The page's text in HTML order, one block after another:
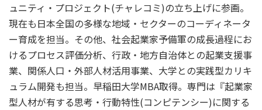
ュニティ・プロジェクト(チャレコミ)の立ち上げに参画。
現在も日本全国の多様な地域・セクターのコーディネータ
ー育成を担当。その他、社会起業家予備軍の成長過程にお
けるプロセス評価分析、行政・地方自治体との起業支援事
業、関係人口・外部人材活用事業、大学との実践型カリキ
ュラム開発も担当。早稲田大学MBA取得。専門は『起業家
型人材が有する思考・行動特性(コンピテンシー)に関する